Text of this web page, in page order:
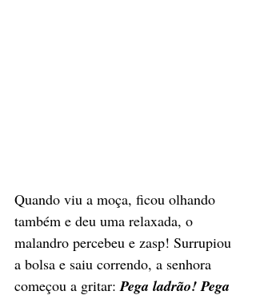
Quando viu a moça, ficou olhando
também e deu uma relaxada, o
malandro percebeu e zasp! Surrupiou
a bolsa e saiu correndo, a senhora
começou a gritar: Pega ladrão! Pega